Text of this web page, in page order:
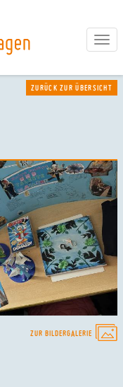
ZURÜCK ZUR ÜBERSICHT
ZUR BILDERGALERIE